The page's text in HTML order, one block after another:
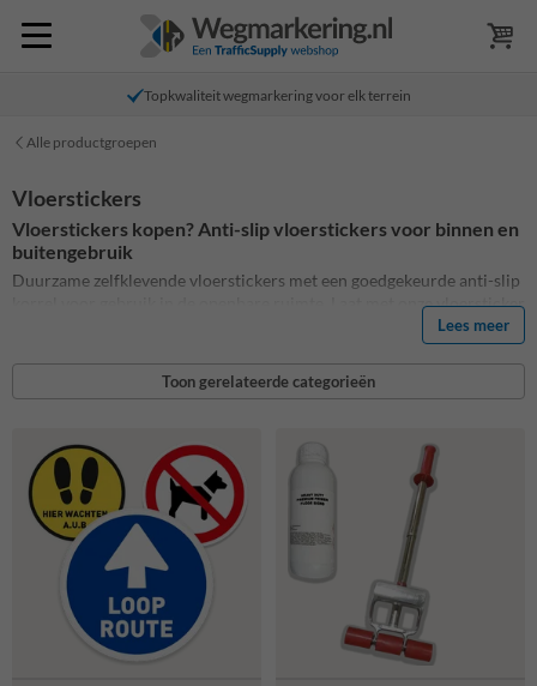
Topkwaliteit wegmarkering voor elk terrein
Alle productgroepen
Vloerstickers
Vloerstickers kopen? Anti-slip vloerstickers voor binnen en
buitengebruik
Duurzame zelfklevende vloerstickers met een goedgekeurde anti-slip
korrel voor gebruik in de openbare ruimte. Laat met onze vloersticker
een duidelijk boodschap achter op de grond. Vloerstickers kunnen
volledig worden gemaakt met een eigen ontwerp (zelf aan te leveren)
of volgens een van onze standaard of bewerkbare ontwerpen. Bij het
aanbrengen adviseren we om primer en een roller mee te bestellen.
Lees meer
Toon gerelateerde categorieën